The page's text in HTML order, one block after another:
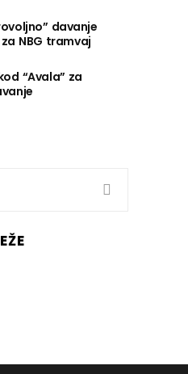
davanje
NBG tramvaj
“Avala” za